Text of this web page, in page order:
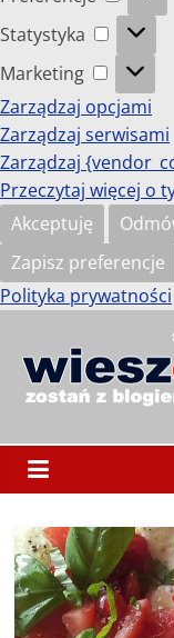
Statystyka
Marketing
Zarządzaj opcjami
Zarządzaj serwisami
Zarządzaj
Przeczytaj więcej o
Akceptuję
Zapisz preferencje
Polityka prywatności
treści
Szkoda
nie
uczy,
a
wiedza
nie
szkodzi.